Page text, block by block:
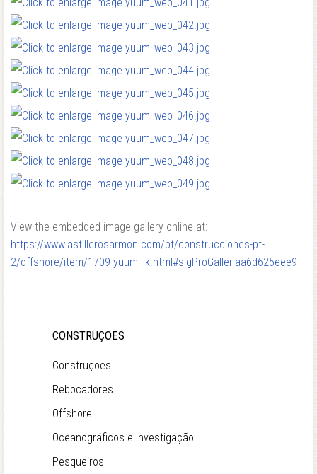
View the embedded image gallery online at:
https://www.astillerosarmon.com/pt/construcciones-pt-
2/offshore/item/1709-yuum-iik.html#sigProGalleriaa6d625eee9
CONSTRUÇOES
Construçoes
Rebocadores
Offshore
Oceanográficos e Investigação
Pesqueiros